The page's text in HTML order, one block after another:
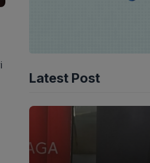
Latest Post